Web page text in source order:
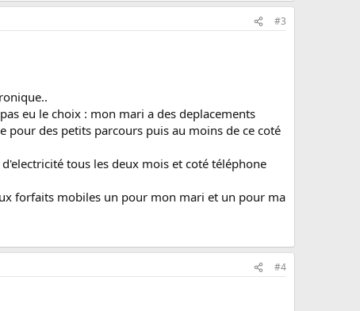
#3
eu le choix : mon mari a des deplacements
des petits parcours puis au moins de ce coté
tous les deux mois et coté téléphone
forfaits mobiles un pour mon mari et un pour ma
#4